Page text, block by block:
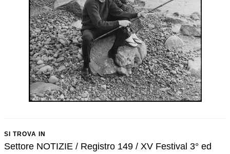
SI TROVA IN
Settore NOTIZIE / Registro 149 / XV Festival 3° ed